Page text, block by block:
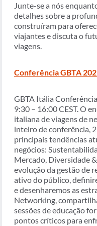
Junte-se a nós
detalhes sobre a
construíram para
viajantes e discuta o
viagens.
Conferência GBTA
GBTA Itália
9:30 – 16:00 CEST. O
italiana de viagens de
inteiro de conferência,
principais tendências
negócios:
Mercado, Diversidade
evolução da gestão de
ativo do público,
e desenharemos as
Networking,
sessões de educação
pontos críticos para